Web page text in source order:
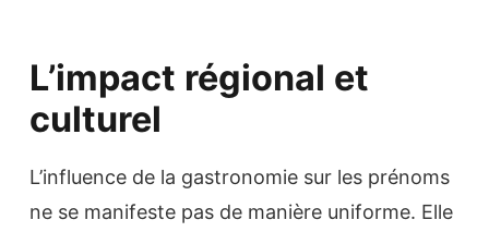
L’impact régional et
culturel
L’influence de la gastronomie sur les prénoms
ne se manifeste pas de manière uniforme. Elle